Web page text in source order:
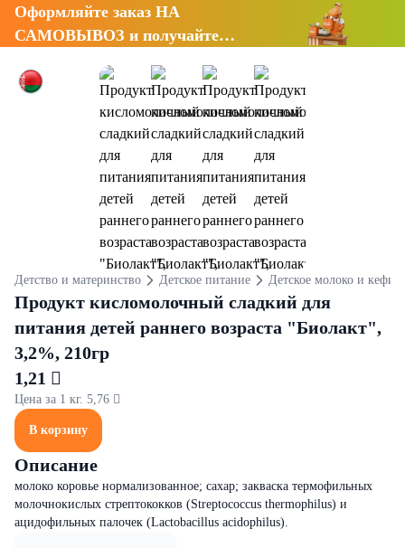
Оформляйте заказ НА
САМОВЫВОЗ и получайте
Детство и материнство Детское питание Детское молоко и кефир
Продукт кисломолочный сладкий для
питания детей раннего возраста "Биолакт",
3,2%, 210гр
1,21 
Цена за 1 кг. 5,76 
В корзину
Описание
молоко коровье нормализованное; сахар; закваска термофильных
молочнокислых стрептококков (Streptococcus thermophilus) и
ацидофильных палочек (Lactobacillus acidophilus).